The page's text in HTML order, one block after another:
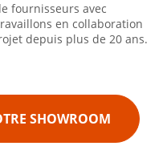
fournisseurs avec
en collaboration
depuis plus de 20 ans.
SHOWROOM